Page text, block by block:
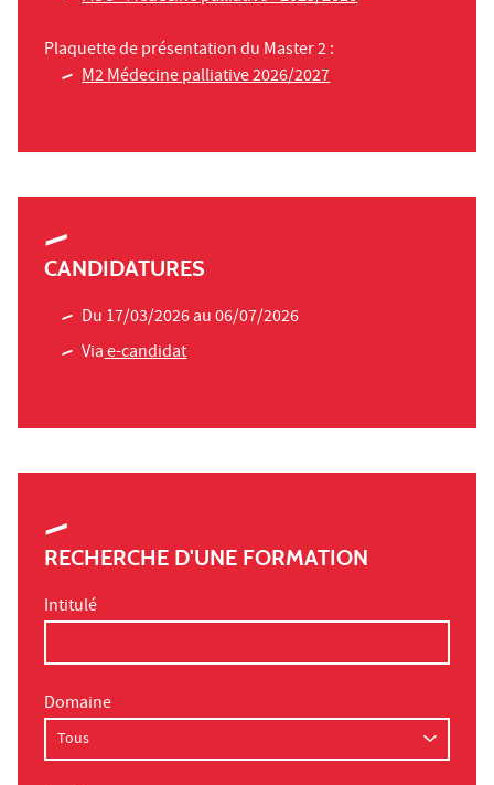
Plaquette de présentation du Master 2 :
M2 Médecine palliative 2026/2027
CANDIDATURES
Du 17/03/2026 au 06/07/2026
Viae-candidat
RECHERCHE D'UNE FORMATION
Intitulé
Domaine